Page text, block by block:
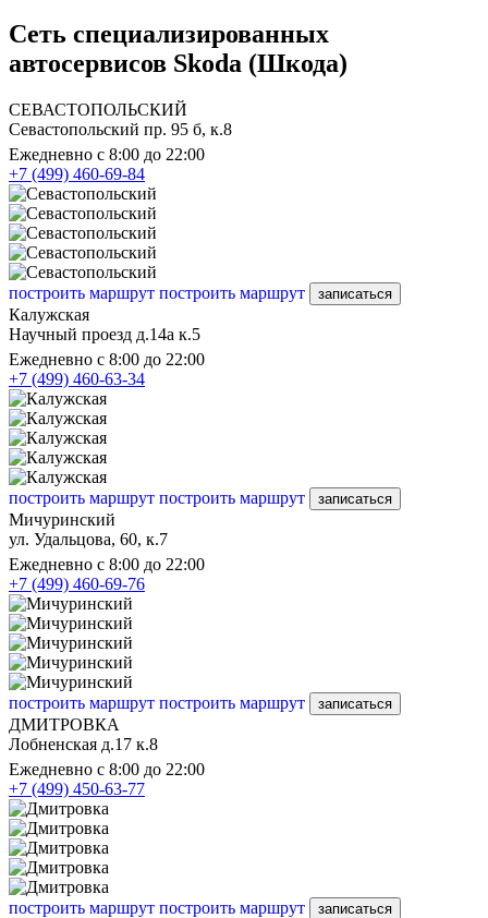
Сеть специализированных
автосервисов Skoda (Шкода)
СЕВАСТОПОЛЬСКИЙ
Севастопольский пр. 95 б, к.8
Ежедневно с 8:00 до 22:00
+7 (499) 460-69-84
построить маршрут построить маршрут записаться
Калужская
Научный проезд д.14а к.5
Ежедневно с 8:00 до 22:00
+7 (499) 460-63-34
построить маршрут построить маршрут записаться
Мичуринский
ул. Удальцова, 60, к.7
Ежедневно с 8:00 до 22:00
+7 (499) 460-69-76
построить маршрут построить маршрут записаться
ДМИТРОВКА
Лобненская д.17 к.8
Ежедневно с 8:00 до 22:00
+7 (499) 450-63-77
построить маршрут построить маршрут записаться